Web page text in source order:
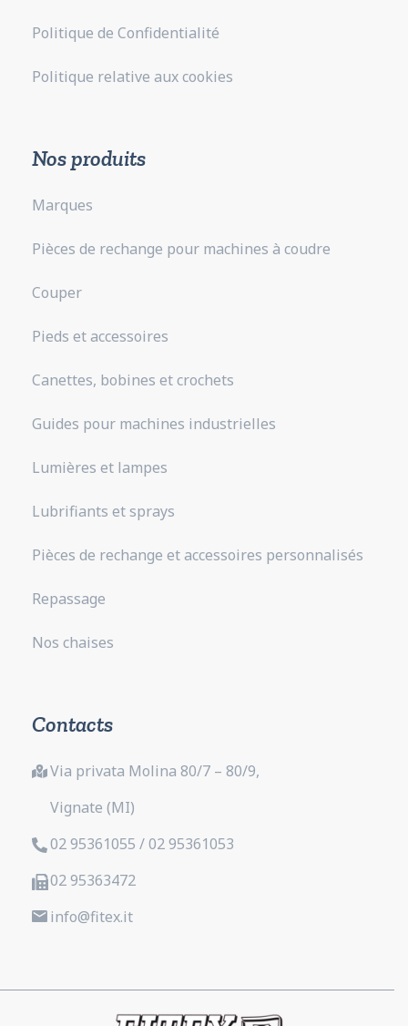
Politique de Confidentialité
Politique relative aux cookies
Nos produits
Marques
Pièces de rechange pour machines à coudre
Couper
Pieds et accessoires
Canettes, bobines et crochets
Guides pour machines industrielles
Lumières et lampes
Lubrifiants et sprays
Pièces de rechange et accessoires personnalisés
Repassage
Nos chaises
Contacts
Via privata Molina 80/7 – 80/9,
Vignate (MI)
02 95361055 / 02 95361053
02 95363472
info@fitex.it